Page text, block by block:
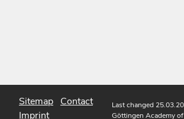
Sitemap Contact
Imprint
Last changed
Göttingen Academy